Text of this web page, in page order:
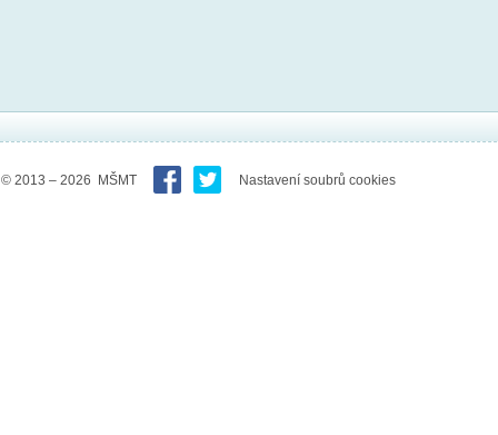
© 2013 – 2026 MŠMT Nastavení soubrů cookies